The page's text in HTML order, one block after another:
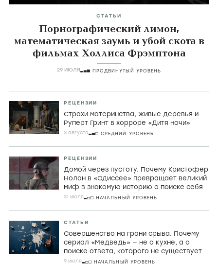
СТАТЬИ
Порнографический лимон,
математическая заумь и убой скота в
фильмах Холлиса Фрэмптона
29 ИЮЛЯ ПРОДВИНУТЫЙ УРОВЕНЬ
РЕЦЕНЗИИ
Страхи материнства, живые деревья и
Руперт Гринт в хорроре «Дитя ночи»
3 августа СРЕДНИЙ УРОВЕНЬ
РЕЦЕНЗИИ
Домой через пустоту. Почему Кристофер
Нолан в «Одиссее» превращает великий
миф в знакомую историю о поиске себя
31 июля НАЧАЛЬНЫЙ УРОВЕНЬ
СТАТЬИ
Совершенство на грани срыва. Почему
сериал «Медведь» — не о кухне, а о
поиске ответа, которого не существует
9 июля НАЧАЛЬНЫЙ УРОВЕНЬ